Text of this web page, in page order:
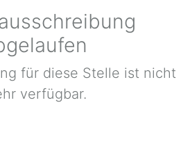
für diese Stelle ist nicht
verfügbar.